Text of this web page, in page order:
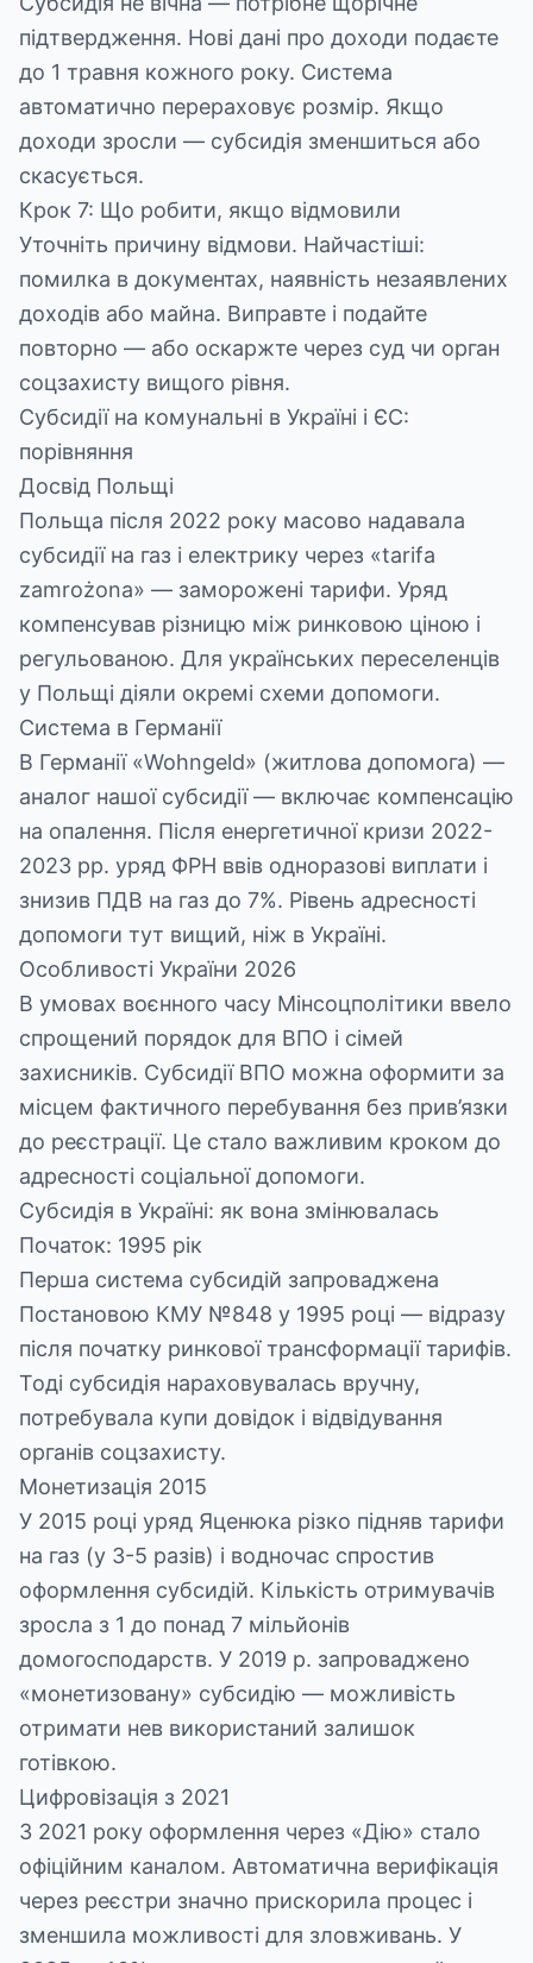
підтвердження. Нові дані про доходи подаєте
до 1 травня кожного року. Система
автоматично перераховує розмір. Якщо
доходи зросли — субсидія зменшиться або
скасується.
Крок 7: Що робити, якщо відмовили
Уточніть причину відмови. Найчастіші:
помилка в документах, наявність незаявлених
доходів або майна. Виправте і подайте
повторно — або оскаржте через суд чи орган
соцзахисту вищого рівня.
Субсидії на комунальні в Україні і ЄС:
порівняння
Досвід Польщі
Польща після 2022 року масово надавала
субсидії на газ і електрику через «tarifa
zamrożona» — заморожені тарифи. Уряд
компенсував різницю між ринковою ціною і
регульованою. Для українських переселенців
у Польщі діяли окремі схеми допомоги.
Система в Германії
В Германії «Wohngeld» (житлова допомога) —
аналог нашої субсидії — включає компенсацію
на опалення. Після енергетичної кризи 2022-
2023 рр. уряд ФРН ввів одноразові виплати і
знизив ПДВ на газ до 7%. Рівень адресності
допомоги тут вищий, ніж в Україні.
Особливості України 2026
В умовах воєнного часу Мінсоцполітики ввело
спрощений порядок для ВПО і сімей
захисників. Субсидії ВПО можна оформити за
місцем фактичного перебування без прив’язки
до реєстрації. Це стало важливим кроком до
адресності соціальної допомоги.
Субсидія в Україні: як вона змінювалась
Початок: 1995 рік
Перша система субсидій запроваджена
Постановою КМУ №848 у 1995 році — відразу
після початку ринкової трансформації тарифів.
Тоді субсидія нараховувалась вручну,
потребувала купи довідок і відвідування
органів соцзахисту.
Монетизація 2015
У 2015 році уряд Яценюка різко підняв тарифи
на газ (у 3-5 разів) і водночас спростив
оформлення субсидій. Кількість отримувачів
зросла з 1 до понад 7 мільйонів
домогосподарств. У 2019 р. запроваджено
«монетизовану» субсидію — можливість
отримати нев використаний залишок
готівкою.
Цифровізація з 2021
З 2021 року оформлення через «Дію» стало
офіційним каналом. Автоматична верифікація
через реєстри значно прискорила процес і
зменшила можливості для зловживань. У